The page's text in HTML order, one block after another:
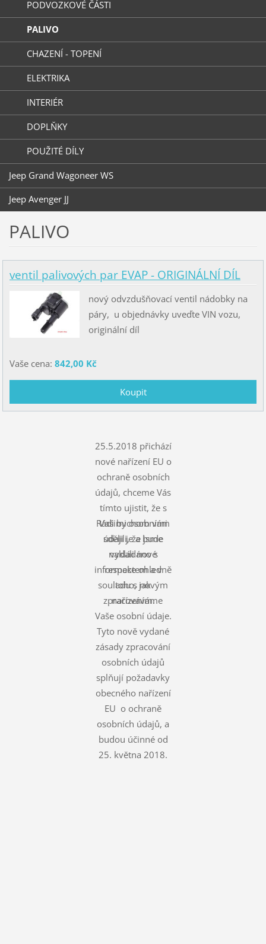
PODVOZKOVÉ ČÁSTI
PALIVO
CHAZENÍ - TOPENÍ
ELEKTRIKA
INTERIÉR
DOPLŇKY
POUŽITÉ DÍLY
Jeep Grand Wagoneer WS
Jeep Avenger JJ
PALIVO
ventil palivových par EVAP - ORIGINÁLNÍ DÍL
nový odvzdušňovací ventil nádobky na
páry, u objednávky uveďte VIN vozu,
originální díl
Vaše cena: 842,00 Kč
25.5.2018 přichází
nové nařízení EU o
ochraně osobních
údajů, chceme Vás
tímto ujistit, že s
Vašimi osobními
údaji je a bude
nakládáno s
respektem a v
souladu s novým
nařízením.
Rádi bychom vám
sdělili, že jsme
vydali nové
informace ohledně
toho, jak
zpracováváme
Vaše osobní údaje.
Tyto nově vydané
zásady zpracování
osobních údajů
splňují požadavky
obecného nařízení
EU o ochraně
osobních údajů, a
budou účinné od
25. května 2018.